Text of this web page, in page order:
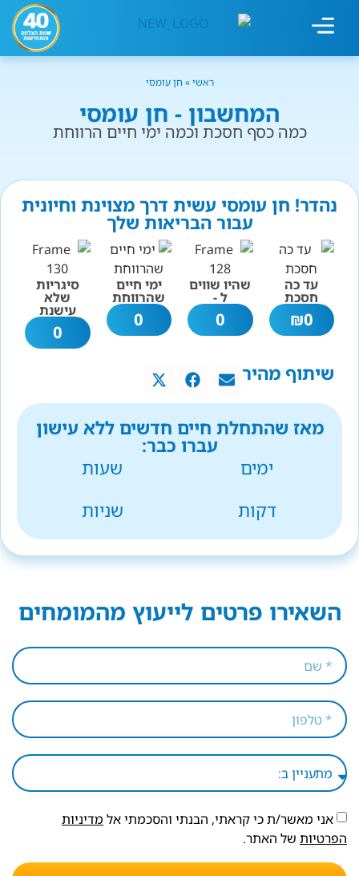
ראשי» חן עומסי
המחשבון - חן עומסי
כמה כסף חסכת וכמה ימי חיים הרווחת
נהדר! חן עומסי עשית דרך מצוינת וחיונית
עבור הבריאות שלך
עד כה
חסכת
0
₪
שהיו שווים
ל -
0
ימי חיים
שהרווחת
0
סיגריות
שלא
עישנת
0
שיתוף מהיר
מאז שהתחלת חיים חדשים ללא עישון
עברו כבר:
ימים
שעות
דקות
שניות
השאירו פרטים לייעוץ מהמומחים
אני מאשר/ת כי קראתי, הבנתי והסכמתי אל מדיניות
הפרטיות של האתר.